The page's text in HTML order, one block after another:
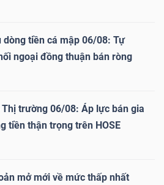
dòng tiền cá mập 06/08: Tự
ngoại đồng thuận bán ròng
Thị trường 06/08: Áp lực bán gia
tiền thận trọng trên HOSE
mở mới về mức thấp nhất